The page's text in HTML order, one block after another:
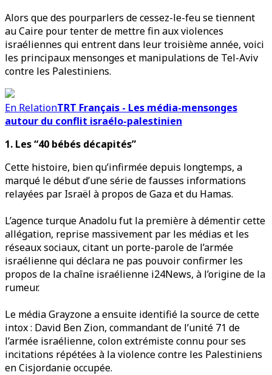
Alors que des pourparlers de cessez-le-feu se tiennent
au Caire pour tenter de mettre fin aux violences
israéliennes qui entrent dans leur troisième année, voici
les principaux mensonges et manipulations de Tel-Aviv
contre les Palestiniens.
En RelationTRT Français - Les média-mensonges
autour du conflit israélo-palestinien
1. Les “40 bébés décapités”
Cette histoire, bien qu’infirmée depuis longtemps, a
marqué le début d’une série de fausses informations
relayées par Israël à propos de Gaza et du Hamas.
L’agence turque Anadolu fut la première à démentir cette
allégation, reprise massivement par les médias et les
réseaux sociaux, citant un porte-parole de l’armée
israélienne qui déclara ne pas pouvoir confirmer les
propos de la chaîne israélienne i24News, à l’origine de la
rumeur.
Le média Grayzone a ensuite identifié la source de cette
intox : David Ben Zion, commandant de l’unité 71 de
l’armée israélienne, colon extrémiste connu pour ses
incitations répétées à la violence contre les Palestiniens
en Cisjordanie occupée.